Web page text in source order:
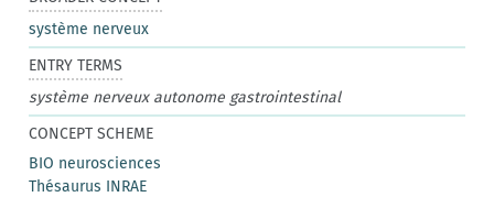
système nerveux
ENTRY TERMS
système nerveux autonome gastrointestinal
CONCEPT SCHEME
BIO neurosciences
Thésaurus INRAE